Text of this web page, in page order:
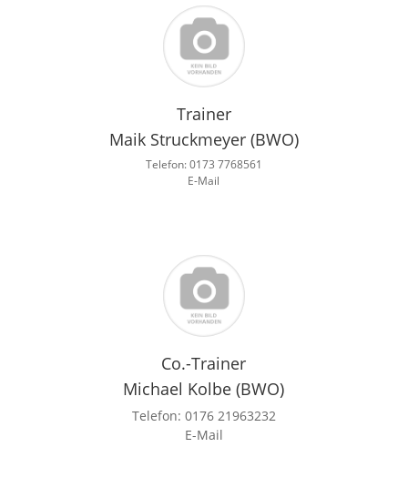
Trainer
Maik Struckmeyer (BWO)
Telefon: 0173 7768561
E-Mail
Co.-Trainer
Michael Kolbe (BWO)
Telefon: 0176 21963232
E-Mail